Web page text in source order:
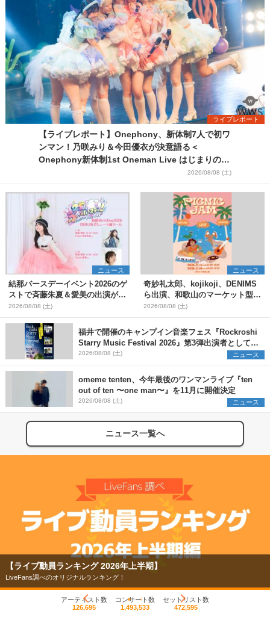
ライブレポート
【ライブレポート】Onephony、新体制7人で初ワ
ンマン！乃咲みり＆今田優衣が決意語る＜
Onephony新体制1st Oneman Live はじまりの夏
2026/08/08 (土)
ニュース
結那バースデーイベント2026のゲ
ストで斉藤朱夏＆愛美の出演が決
定
2026/08/08 (土)
ニュース
奇妙礼太郎、kojikoji、DENIMS
ら出演、和歌山のマーケット型野
外イベント『PICNIC JAM
2026』早割チケット発売開始
2026/08/08 (土)
福井で開催のキャンプイン音楽フェス『Rockroshi
Starry Music Festival 2026』第3弾出演者として
SCOOBIE DO、かりゆし58、Reiを発表
2026/08/08 (土) ニュース
omeme tenten、今年最後のワンマンライブ『ten
out of ten 〜one man〜』を11月に開催決定
2026/08/08 (土) ニュース
ニュース一覧へ
【ライブ動員ランキング 2026年上半期】
LiveFans調べのオリジナルランキング！
アーティスト数
126,695
コンサート数
1,493,533
セットリスト数
472,595